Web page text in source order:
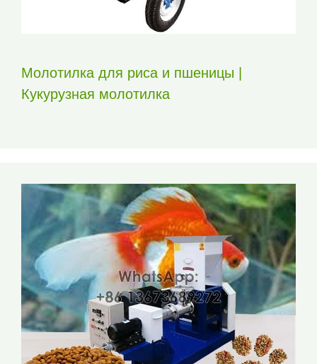
Молотилка для риса и пшеницы |
Кукурузная молотилка